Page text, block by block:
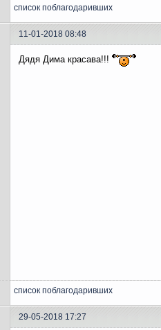
список поблагодаривших
11-01-2018 08:48
Дядя Дима красава!!!
список поблагодаривших
29-05-2018 17:27